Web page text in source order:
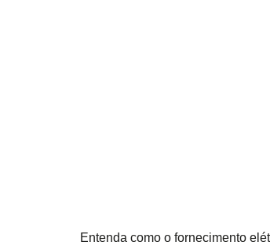
Entenda como o fornecimento